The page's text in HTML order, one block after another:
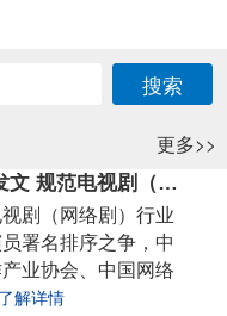
更多>>
三协会联合发文 规范电视剧（网络剧）演员署名
剧（网络剧）行业
署名排序之争，中
业协会、中国网络
了解详情